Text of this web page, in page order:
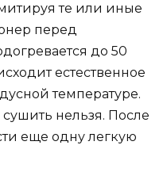
те или иные
перед
до 50
естественное
температуре.
нельзя. После
еще одну легкую